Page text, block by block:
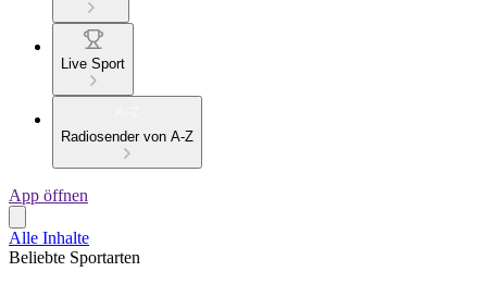
Live Sport
Radiosender von A-Z
App öffnen
Alle Inhalte
Beliebte Sportarten